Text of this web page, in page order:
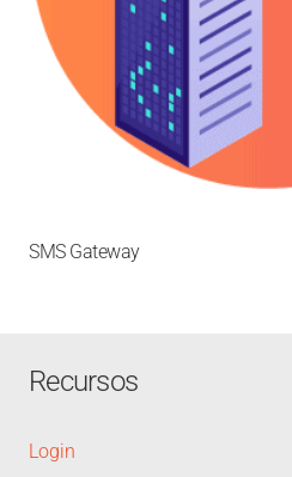
SMS Gateway
Recursos
Login